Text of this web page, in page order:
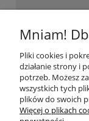
Mniam!
Pliki cookies i
działanie strony i
potrzeb. Możesz
wszystkich tych
plików do swoich
Więcej o plikach